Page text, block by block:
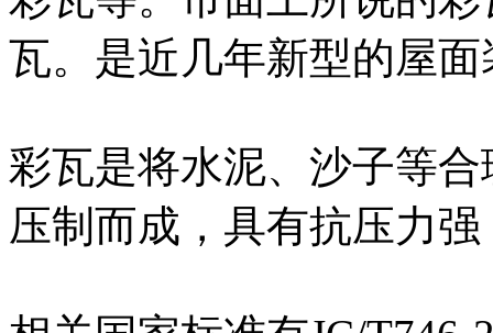
瓦。是近几年新型的屋
彩瓦是将水泥、沙子等
压制而成，具有抗压力